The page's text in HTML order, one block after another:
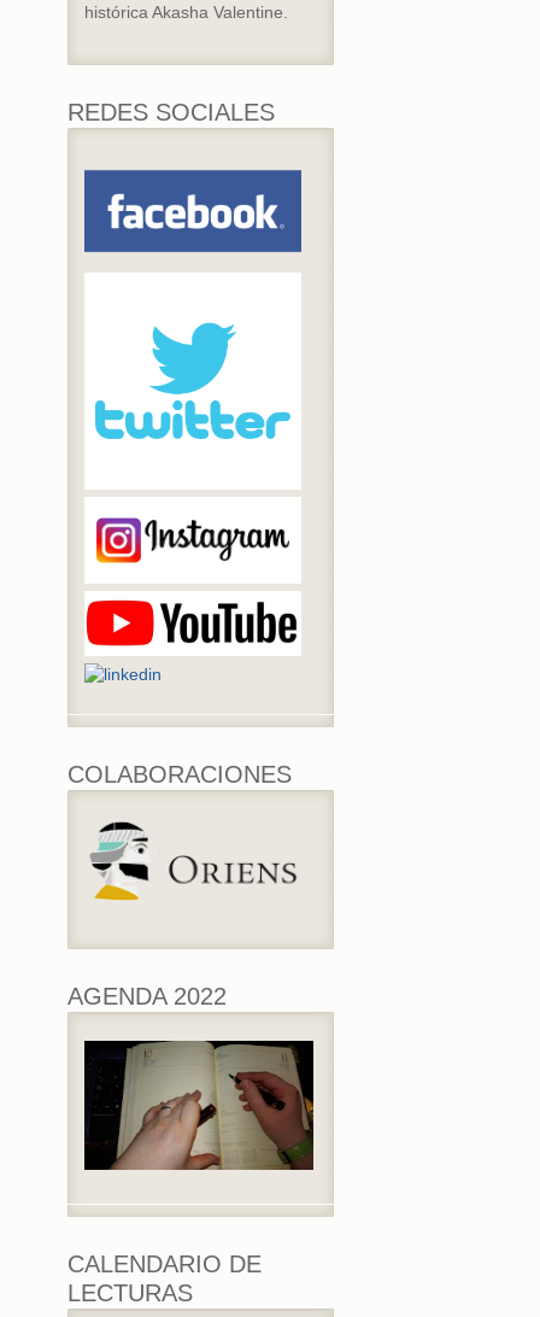
histórica Akasha Valentine.
REDES SOCIALES
COLABORACIONES
AGENDA 2022
CALENDARIO DE
LECTURAS